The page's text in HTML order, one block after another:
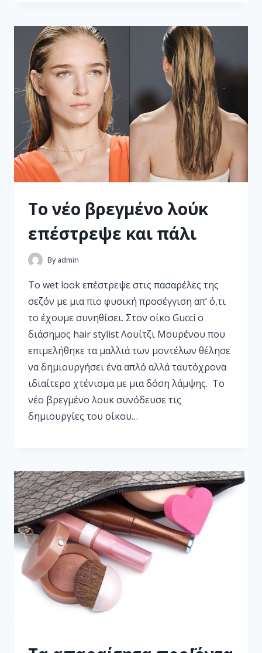
Το νέο βρεγμένο λούκ
επέστρεψε και πάλι
By admin
Το wet look επέστρεψε στις πασαρέλες της
σεζόν με μια πιο φυσική προσέγγιση απ’ ό,τι
το έχουμε συνηθίσει. Στον οίκο Gucci ο
διάσημος hair stylist Λουίτζι Μουρένου που
επιμελήθηκε τα μαλλιά των μοντέλων θέλησε
να δημιουργήσει ένα απλό αλλά ταυτόχρονα
ιδιαίτερο χτένισμα με μια δόση λάμψης. Το
νέο βρεγμένο λουκ συνόδευσε τις
δημιουργίες του οίκου…